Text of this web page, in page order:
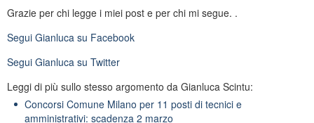
Grazie per chi legge i miei post e per chi mi segue. .
Segui Gianluca su Facebook
Segui Gianluca su Twitter
Leggi di più sullo stesso argomento da Gianluca Scintu:
Concorsi Comune Milano per 11 posti di tecnici e
amministrativi: scadenza 2 marzo